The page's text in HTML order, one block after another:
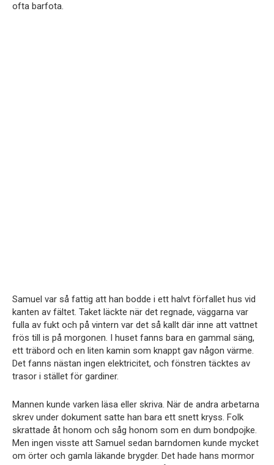
ofta barfota.
Samuel var så fattig att han bodde i ett halvt förfallet hus vid
kanten av fältet. Taket läckte när det regnade, väggarna var
fulla av fukt och på vintern var det så kallt där inne att vattnet
frös till is på morgonen. I huset fanns bara en gammal säng,
ett träbord och en liten kamin som knappt gav någon värme.
Det fanns nästan ingen elektricitet, och fönstren täcktes av
trasor i stället för gardiner.
Mannen kunde varken läsa eller skriva. När de andra arbetarna
skrev under dokument satte han bara ett snett kryss. Folk
skrattade åt honom och såg honom som en dum bondpojke.
Men ingen visste att Samuel sedan barndomen kunde mycket
om örter och gamla läkande brygder. Det hade hans mormor